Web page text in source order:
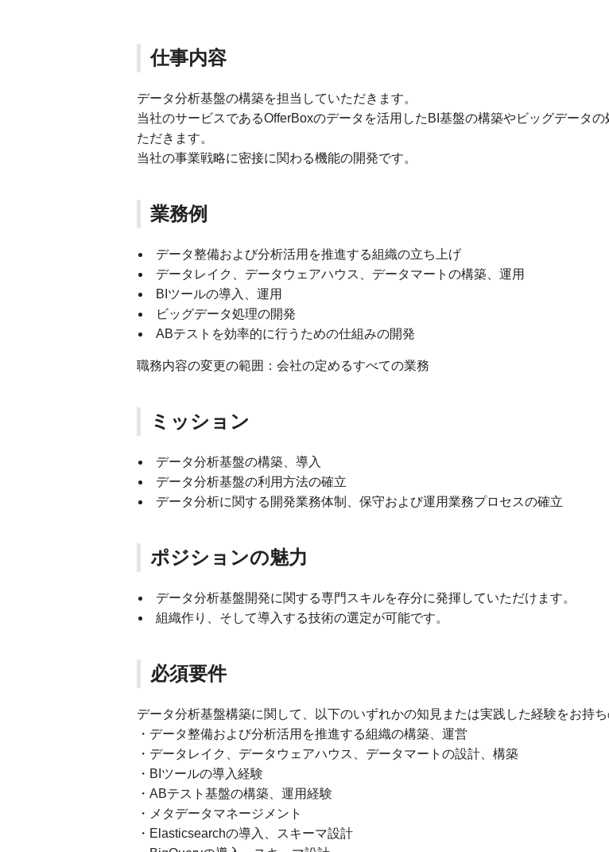
仕事内容
データ分析基盤の構築を担当していただきます。
当社のサービスであるOfferBoxのデータを活用したBI基盤の構築やビッグデータの
ただきます。
当社の事業戦略に密接に関わる機能の開発です。
業務例
データ整備および分析活用を推進する組織の立ち上げ
データレイク、データウェアハウス、データマートの構築、運用
BIツールの導入、運用
ビッグデータ処理の開発
ABテストを効率的に行うための仕組みの開発
職務内容の変更の範囲：会社の定めるすべての業務
ミッション
データ分析基盤の構築、導入
データ分析基盤の利用方法の確立
データ分析に関する開発業務体制、保守および運用業務プロセスの確立
ポジションの魅力
データ分析基盤開発に関する専門スキルを存分に発揮していただけます。
組織作り、そして導入する技術の選定が可能です。
必須要件
データ分析基盤構築に関して、以下のいずれかの知見または実践した経験をお持
・データ整備および分析活用を推進する組織の構築、運営
・データレイク、データウェアハウス、データマートの設計、構築
・BIツールの導入経験
・ABテスト基盤の構築、運用経験
・メタデータマネージメント
・Elasticsearchの導入、スキーマ設計